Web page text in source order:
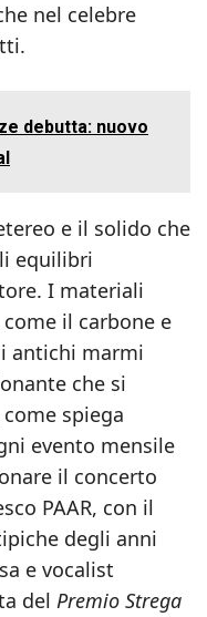
nel celebre
debutta: nuovo
e il solido che
equilibri
I materiali
il carbone e
antichi marmi
che si
spiega
evento mensile
il concerto
PAAR, con il
degli anni
e vocalist
del Premio Strega